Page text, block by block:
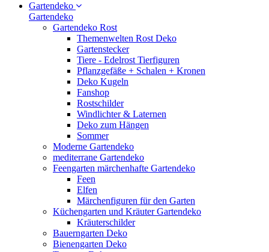
Gartendeko
Gartendeko
Gartendeko Rost
Themenwelten Rost Deko
Gartenstecker
Tiere - Edelrost Tierfiguren
Pflanzgefäße + Schalen + Kronen
Deko Kugeln
Fanshop
Rostschilder
Windlichter & Laternen
Deko zum Hängen
Sommer
Moderne Gartendeko
mediterrane Gartendeko
Feengarten märchenhafte Gartendeko
Feen
Elfen
Märchenfiguren für den Garten
Küchengarten und Kräuter Gartendeko
Kräuterschilder
Bauerngarten Deko
Bienengarten Deko